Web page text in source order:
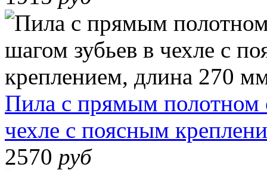
Пила с прямым полотном
чехле с поясным
2570 руб